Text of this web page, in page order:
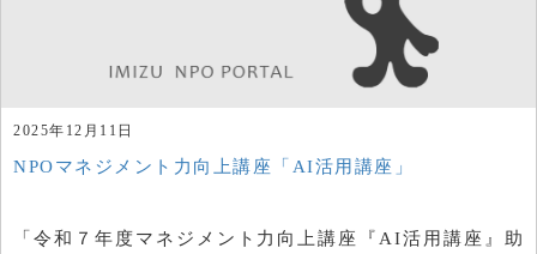
2025年12月11日
NPOマネジメント力向上講座「AI活用講座」
「令和７年度マネジメント力向上講座『AI活用講座』助